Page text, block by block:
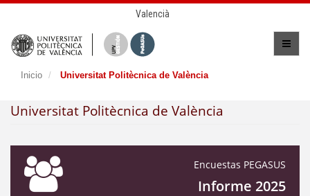
Valencià
Inicio Universitat Politècnica de València
Universitat Politècnica de València
Encuestas PEGASUS
Informe 2025